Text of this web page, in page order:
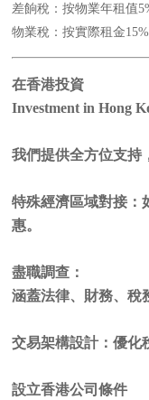
差餉稅：按物業年租值
物業稅：按實際租金15%
在香港投資
Investment in Hong
我們提供全方位支持
特殊經濟區域對接：
惠。
盡職調查：
涵蓋法律、財務、稅
交易架構設計：優化
設立香港公司條件